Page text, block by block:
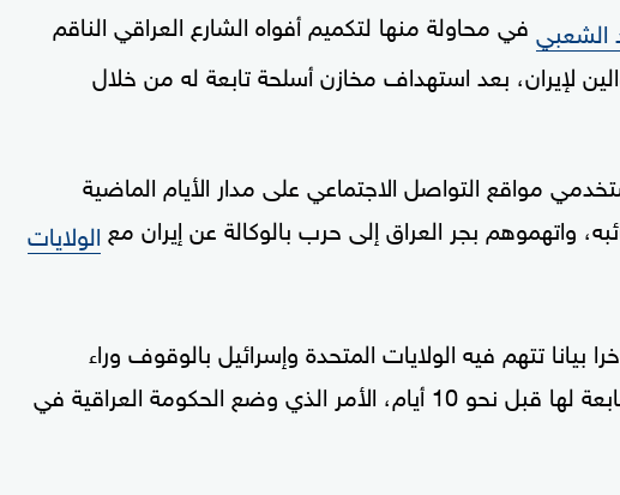
الشعبي في محاولة منها لتكميم أفواه الشارع العراقي الناقم
لإيران، بعد استهداف مخازن أسلحة تابعة له من خلال
مواقع التواصل الاجتماعي على مدار الأيام الماضية
واتهموهم بجر العراق إلى حرب بالوكالة عن إيران مع الولايات
تتهم فيه الولايات المتحدة وإسرائيل بالوقوف وراء
الهجمات المسيرة ضد مخازن السلاح التابعة لها قبل نحو 10 أيام، الأمر الذي وضع الحكومة العراقية في